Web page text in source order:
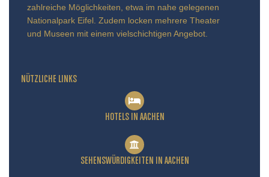
zahlreiche Möglichkeiten, etwa im nahe gelegenen
Nationalpark Eifel. Zudem locken mehrere Theater
und Museen mit einem vielschichtigen Angebot.
NÜTZLICHE LINKS
HOTELS IN AACHEN
SEHENSWÜRDIGKEITEN IN AACHEN